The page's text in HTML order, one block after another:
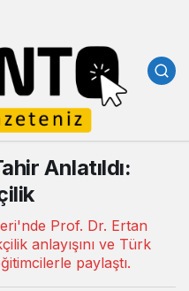
Anlatıldı:
Prof. Dr. Ertan
anlayışını ve Türk
paylaştı.